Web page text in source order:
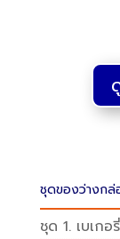
ชุดของว่างกล่
ชุด 1. เบเก